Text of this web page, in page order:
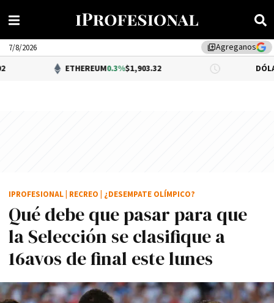
library_addAgreganos
7/8/2026
ETHEREUM0.3%$1,903.32 DÓLAR BNA
Qué debe que pasar para que
la Selección se clasifique a
16avos de final este lunes
IPROFESIONAL RECREO ¿DESEMPATE OLÍMPICO?